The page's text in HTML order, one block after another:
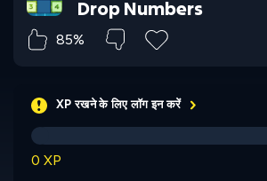
Drop Numbers
85%
XP रखने के लिए लॉग इन करें
0 XP